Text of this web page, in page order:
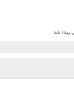
پیدا شد